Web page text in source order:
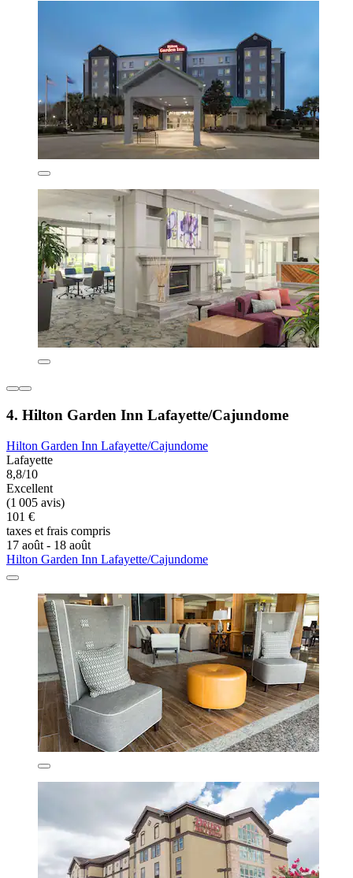
4. Hilton Garden Inn Lafayette/Cajundome
Hilton Garden Inn Lafayette/Cajundome
Lafayette
8,8/10
Excellent
(1 005 avis)
101 €
taxes et frais compris
17 août - 18 août
Hilton Garden Inn Lafayette/Cajundome